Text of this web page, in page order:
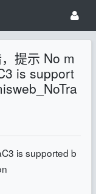
提示 No m
is support
is supported b